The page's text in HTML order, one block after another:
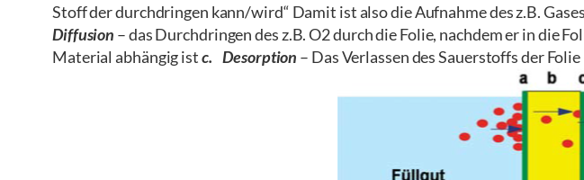
Stoff der durchdringen kann/wird“ Damit ist also die Aufnahme des z.B.
Diffusion – das Durchdringen des z.B. O2 durch die Folie, nachdem er in die
Material abhängig istc. Desorption – Das Verlassen des Sauerstoffs der